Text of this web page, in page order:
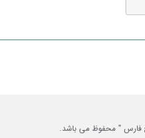
فارس " محفوظ می باشد.